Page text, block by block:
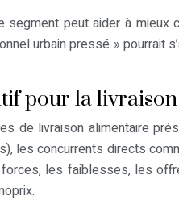
peut aider à
urbain pressé » pourrait
pour la
de livraison alimentaire
concurrents directs
les faiblesses, les